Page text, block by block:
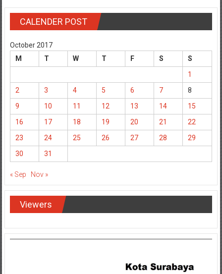
CALENDER POST
October 2017
M
T W T F S
S
1
2
3 4 5 6 7
8
9
10 11 12 13 14
15
16
17 18 19 20 21
22
23
24 25 26 27 28
29
30
31
« Sep Nov »
Viewers